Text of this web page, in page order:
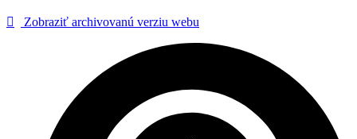
Zobraziť archivovanú verziu webu